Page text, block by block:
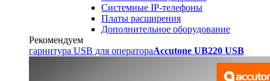
Системные IP-телефоны
Платы расширения
Дополнительное оборудование
Рекомендуем
гарнитура USB для оператораAccutone UB220 USB